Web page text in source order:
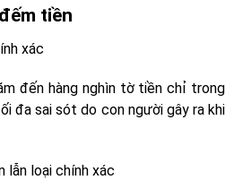
tiền
xác
đến hàng nghìn tờ tiền chỉ trong
đa sai sót do con người gây ra khi
lẫn loại chính xác